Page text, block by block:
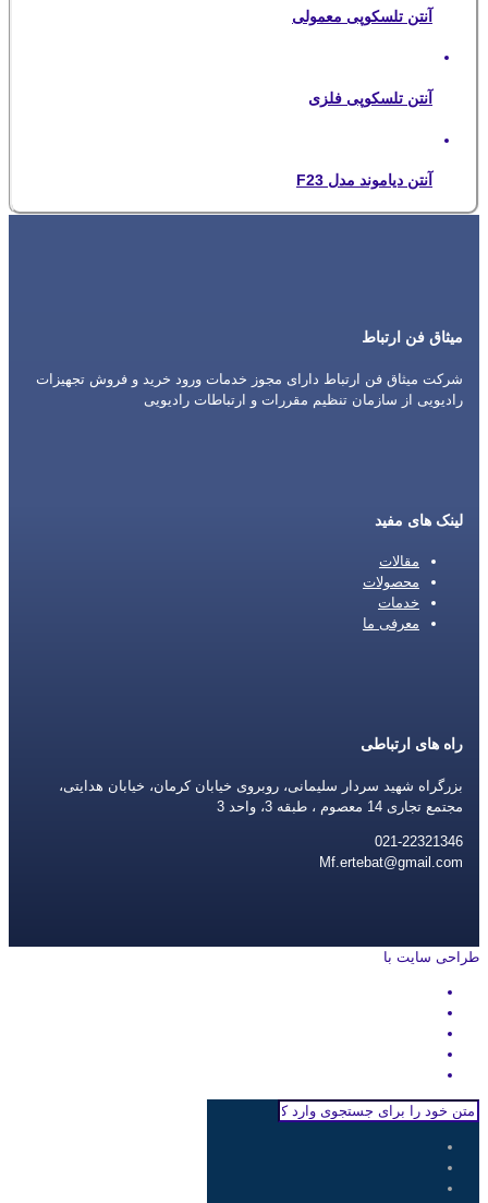
آنتن تلسکوپی معمولی
آنتن تلسکوپی فلزی
آنتن دیاموند مدل F23
میثاق فن ارتباط
شرکت میثاق فن ارتباط دارای مجوز خدمات ورود خرید و فروش تجهیزات
رادیویی از سازمان تنظیم مقررات و ارتباطات رادیویی
لینک های مفید
مقالات
محصولات
خدمات
معرفی ما
راه های ارتباطی
بزرگراه شهید سردار سلیمانی، روبروی خیابان کرمان، خیابان هدایتی،
مجتمع تجاری 14 معصوم ، طبقه 3، واحد 3
021-22321346
Mf.ertebat@gmail.com
طراحی سایت با